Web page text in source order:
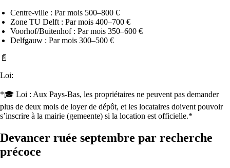
Centre-ville : Par mois 500–800 €
Zone TU Delft : Par mois 400–700 €
Voorhof/Buitenhof : Par mois 350–600 €
Delfgauw : Par mois 300–500 €
📄
Loi:
*🎓 Loi : Aux Pays-Bas, les propriétaires ne peuvent pas demander
plus de deux mois de loyer de dépôt, et les locataires doivent pouvoir
s’inscrire à la mairie (gemeente) si la location est officielle.*
Devancer ruée septembre par recherche
précoce